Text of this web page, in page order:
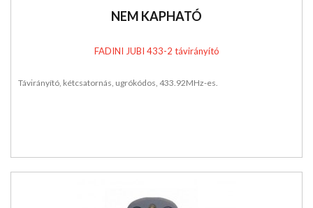
NEM KAPHATÓ
FADINI JUBI 433-2 távirányító
Távirányító, kétcsatornás, ugrókódos, 433.92MHz-es.